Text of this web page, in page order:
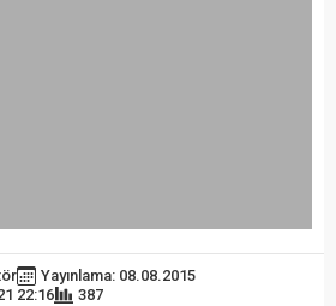
Yayınlama: 08.08.2015
22:16
387